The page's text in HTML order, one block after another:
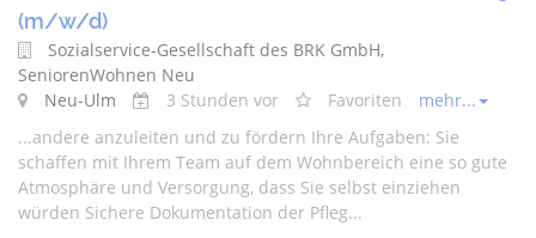
(m/w/d)
Sozialservice-Gesellschaft des BRK GmbH,
SeniorenWohnen Neu
Neu-Ulm
3 Stunden vor Favoriten
mehr...
...andere anzuleiten und zu fördern Ihre Aufgaben: Sie
schaffen mit Ihrem Team auf dem Wohnbereich eine so gute
Atmosphäre und Versorgung, dass Sie selbst einziehen
würden Sichere Dokumentation der Pfleg...